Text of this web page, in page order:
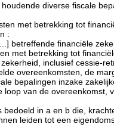
diverse fiscale
met betrekking tot
:
betreffende financiële
met betrekking tot
inclusief cessie-
overeenkomsten, de
bepalingen inzake
loop van de
in a en b die,
leiden tot een